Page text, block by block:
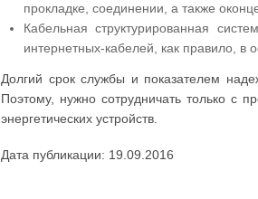
прокладке, соединении, а также
Кабельная структурированная
интернетных-кабелей, как правило,
Долгий срок службы и показателем
Поэтому, нужно сотрудничать только с
энергетических устройств.
Дата публикации: 19.09.2016